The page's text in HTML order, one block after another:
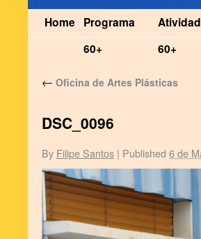
Home Programa
60+
60+
← Oficina de Artes Plásticas
DSC_0096
By Filipe Santos | Published 6 de